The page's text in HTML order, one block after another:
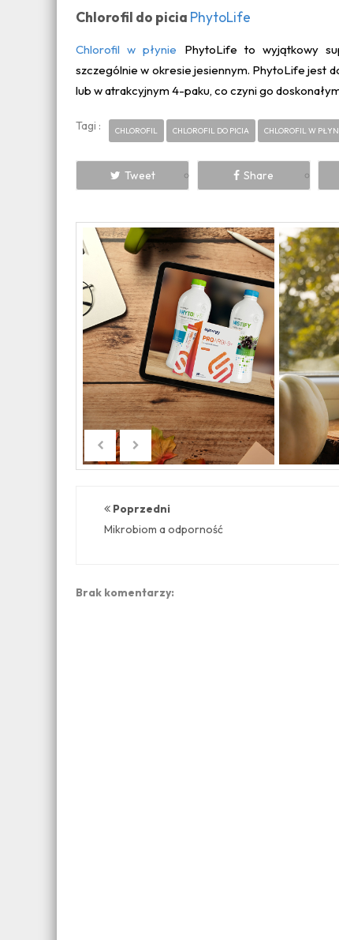
Chlorofil do picia PhytoLife
Chlorofil w płynie PhytoLife to wyjątkowy
szczególnie w okresie jesiennym. PhytoLife jest
lub w atrakcyjnym 4-paku, co czyni go
Tagi : CHLOROFIL CHLOROFIL DO PICIA CHLOROFIL W
Tweet Share
Poprzedni
Mikrobiom a odporność
Brak komentarzy: